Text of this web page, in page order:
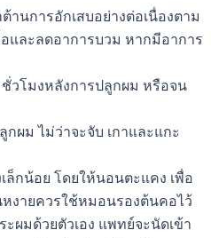
นการอักเสบอย่างต่อเนื่องตาม
และลดอาการบวม หากมีอาการ
วโมงหลังการปลูกผม หรือจน
ผม ไม่ว่าจะจับ เกาและแกะ
กน้อย โดยให้นอนตะแคง เพื่อ
งายควรใช้หมอนรองต้นคอไว้
ผมด้วยตัวเอง แพทย์จะนัดเข้า